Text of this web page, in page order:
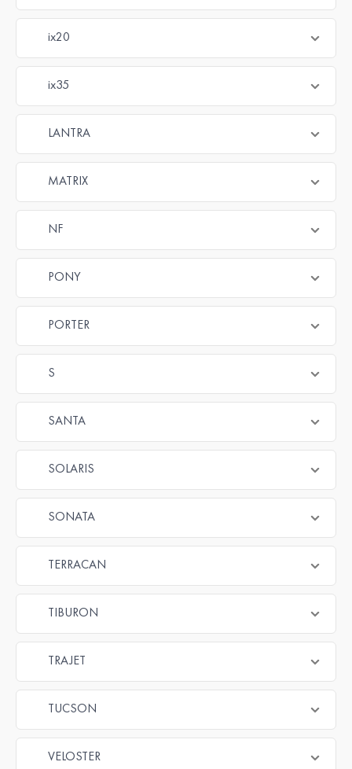
ix20
ix35
LANTRA
MATRIX
NF
PONY
PORTER
S
SANTA
SOLARIS
SONATA
TERRACAN
TIBURON
TRAJET
TUCSON
VELOSTER